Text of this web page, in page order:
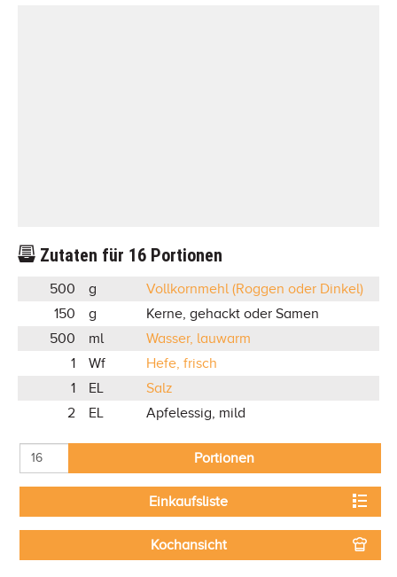
Zutaten für 16 Portionen
500 g
Vollkornmehl (Roggen oder Dinkel)
150
g
Kerne, gehackt oder Samen
500
ml
Wasser, lauwarm
1
Wf
Hefe, frisch
1
EL
Salz
2
EL Apfelessig, mild
Portionen
Einkaufsliste
Kochansicht